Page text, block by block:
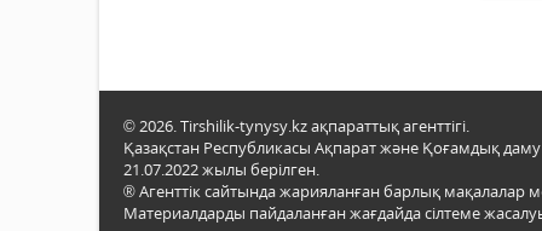
© 2026. Tirshilik-tynysy.kz ақпараттық агенттігі.
Қазақстан Республикасы Ақпарат және Қоғамдық даму
21.07.2022 жылы берілген.
® Агенттік сайтында жарияланған барлық
Материалдарды пайдаланған жағдайда сілтеме